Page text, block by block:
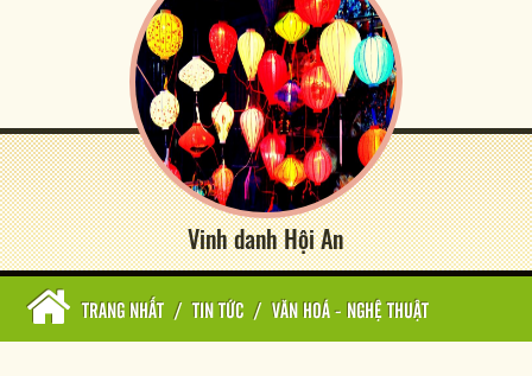
Vinh danh Hội An
TRANG NHẤT / TIN TỨC / VĂN HOÁ - NGHỆ THUẬT